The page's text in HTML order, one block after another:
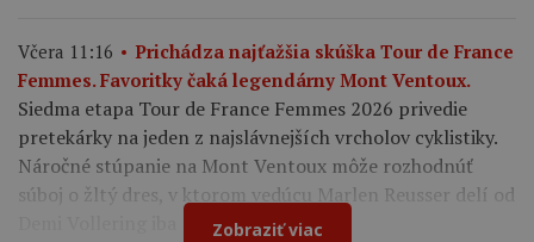
Včera 11:16
Prichádza najťažšia skúška Tour de France
Femmes. Favoritky čaká legendárny Mont Ventoux.
Siedma etapa Tour de France Femmes 2026 privedie
pretekárky na jeden z najslávnejších vrcholov cyklistiky.
Náročné stúpanie na Mont Ventoux môže rozhodnúť
súboj o žltý dres, v ktorom vedúcu Marlen Reusser delí od
Demi Vollering iba 12 sekúnd.
Zobraziť viac